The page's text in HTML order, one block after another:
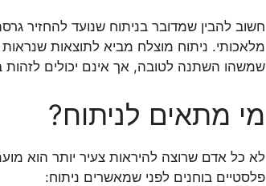
חשוב להבין שמדובר בניתוח שנועד להחזיר
מלאכותי. ניתוח מוצלח מביא לתוצאות
שמשהו השתנה לטובה, אך אינם יכולים לזהות
מי מתאים לניתוח?
לא כל אדם שרוצה להיראות צעיר יותר הוא
פלסטיים בוחנים לפני שמאשרים ניתוח: